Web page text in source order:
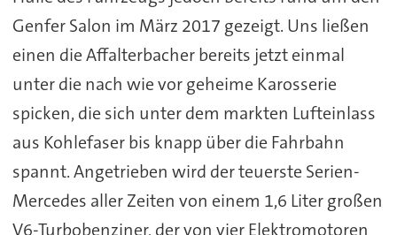
Genfer Salon im März 2017 gezeigt. Uns ließen
einen die Affalterbacher bereits jetzt einmal
unter die nach wie vor geheime Karosserie
spicken, die sich unter dem markten Lufteinlass
aus Kohlefaser bis knapp über die Fahrbahn
spannt. Angetrieben wird der teuerste Serien-
Mercedes aller Zeiten von einem 1,6 Liter großen
V6-Turbobenziner, der von vier Elektromotoren